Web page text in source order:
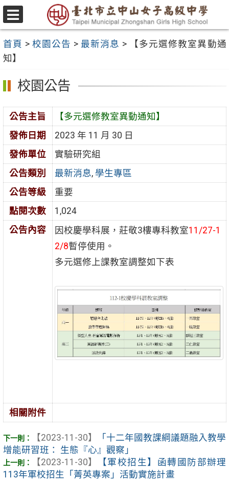
跳
至
要
內
容
區
選
單
首頁 > 校園公告 > 最新消息 >
【多元選修教室異動通
知】
校園公告
公告主旨
【多元選修教室異動通知】
發佈日期
2023 年 11 月 30 日
發佈單位
實驗研究組
公告類別
最新消息, 學生專區
公告等級
重要
點閱次數
1,024
公告內容
因校慶學科展，莊敬3樓專科教室11/27-1
2/8暫停使用。
多元選修上課教室調整如下表
相關附件
【2023-11-30】
「十二年國教課綱議題融入教學
增能研習班： 生態『心』觀察」
【2023-11-30】
【軍校招生】函轉國防部辦理
113年軍校招生「菁英專案」活動實施計畫